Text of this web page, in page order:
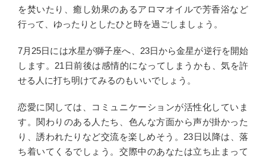
を焚いたり、癒し効果のあるアロマオイルで芳香浴など
行って、ゆったりとしたひと時を過ごしましょう。
7月25日には水星が獅子座へ、23日から金星が逆行を開始
します。21日前後は感情的になってしまうかも、気を許
せる人に打ち明けてみるのもいいでしょう。
恋愛に関しては、コミュニケーションが活性化していま
す。関わりのある人たち、色んな方面から声が掛かった
り、誘われたりなど交流を楽しめそう。23日以降は、落
ち着いてくるでしょう。交際中のあなたは立ち止まって